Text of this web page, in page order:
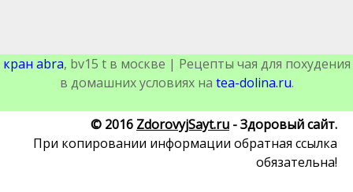
кран abra, bv15 t в москве | Рецепты чая для похудения
в домашних условиях на tea-dolina.ru.
© 2016 ZdorovyjSayt.ru - Здоровый сайт.
При копировании информации обратная ссылка
обязательна!